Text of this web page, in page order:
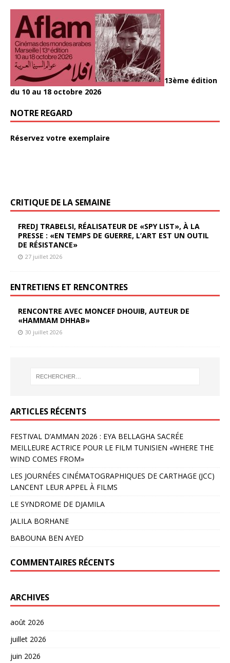
13ème édition
du 10 au 18 octobre 2026
NOTRE REGARD
Réservez votre exemplaire
CRITIQUE DE LA SEMAINE
FREDJ TRABELSI, RÉALISATEUR DE «SPY LIST», À LA
PRESSE : «EN TEMPS DE GUERRE, L’ART EST UN OUTIL
DE RÉSISTANCE»
27 juillet 2026
ENTRETIENS ET RENCONTRES
RENCONTRE AVEC MONCEF DHOUIB, AUTEUR DE
«HAMMAM DHHAB»
30 juillet 2026
ARTICLES RÉCENTS
FESTIVAL D’AMMAN 2026 : EYA BELLAGHA SACRÉE
MEILLEURE ACTRICE POUR LE FILM TUNISIEN «WHERE THE
WIND COMES FROM»
LES JOURNÉES CINÉMATOGRAPHIQUES DE CARTHAGE (JCC)
LANCENT LEUR APPEL À FILMS
LE SYNDROME DE DJAMILA
JALILA BORHANE
BABOUNA BEN AYED
COMMENTAIRES RÉCENTS
ARCHIVES
août 2026
juillet 2026
juin 2026